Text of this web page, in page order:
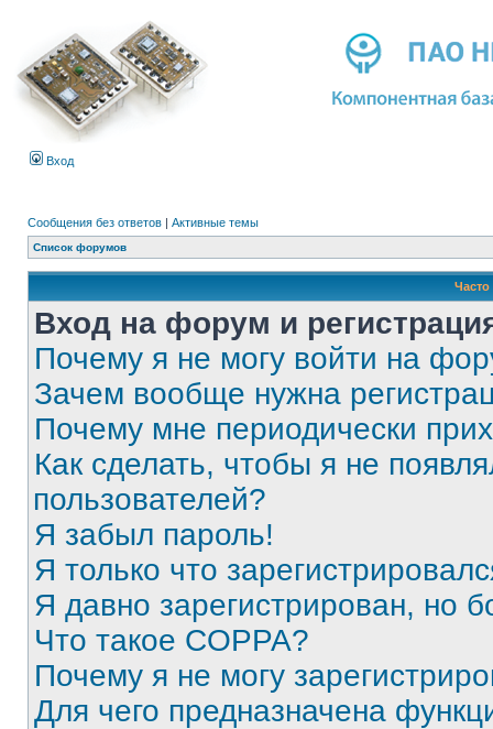
Вход
Сообщения без ответов | Активные темы
Список форумов
Вход на форум и
Почему я не могу войти на
Зачем вообще нужна
Почему мне периодически
Как сделать, чтобы я не
пользователей?
Я забыл пароль!
Я только что
Я давно зарегистрирован, но
Что такое COPPA?
Почему я не могу
Для чего предназначена